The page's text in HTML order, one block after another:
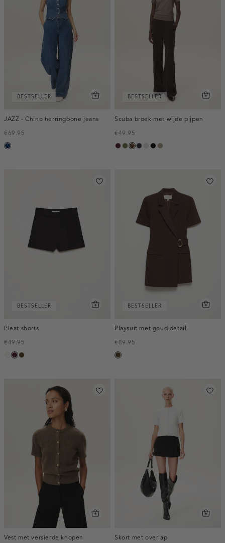
BESTSELLER
JAZZ - Chino herringbone jeans
€69.95
blauw,
BESTSELLER
Scuba broek met wijde pijpen
€49.95
pruim,
groen,
donkerbruin
blauw,
kitzwarttaupe,
BESTSELLER
Pleat shorts
€49.95
creme,
pruim,
toffee
BESTSELLER
Playsuit met goud detail
€89.95
toffee
Vest met versierde knopen
Skort met overlap